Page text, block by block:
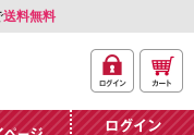
送料無料
イン
ト